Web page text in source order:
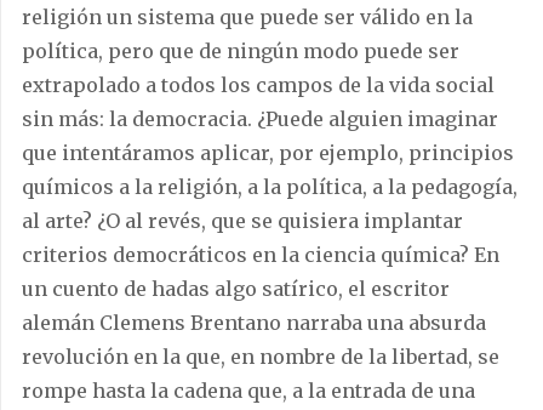
religión un sistema que puede ser válido en la
política, pero que de ningún modo puede ser
extrapolado a todos los campos de la vida social
sin más: la democracia. ¿Puede alguien imaginar
que intentáramos aplicar, por ejemplo, principios
químicos a la religión, a la política, a la pedagogía,
al arte? ¿O al revés, que se quisiera implantar
criterios democráticos en la ciencia química? En
un cuento de hadas algo satírico, el escritor
alemán Clemens Brentano narraba una absurda
revolución en la que, en nombre de la libertad, se
rompe hasta la cadena que, a la entrada de una